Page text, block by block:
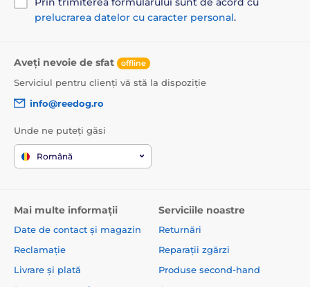
prelucrarea datelor cu caracter personal.
Aveți nevoie de sfat offline
Serviciul pentru clienți vă stă la dispoziție
info@reedog.ro
Unde ne puteți găsi
Română
Mai multe informații
Date de contact și magazin
Reclamație
Livrare și plată
Serviciile noastre
Returnări
Reparații zgărzi
Produse second-hand